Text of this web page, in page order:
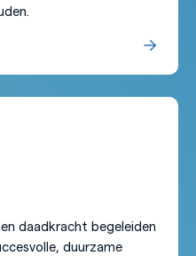
daadkracht begeleiden
duurzame